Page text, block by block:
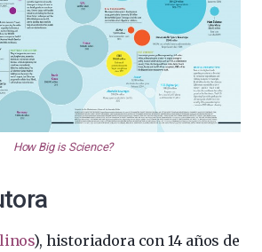
How Big is Science?
), historiadora con 14 años de